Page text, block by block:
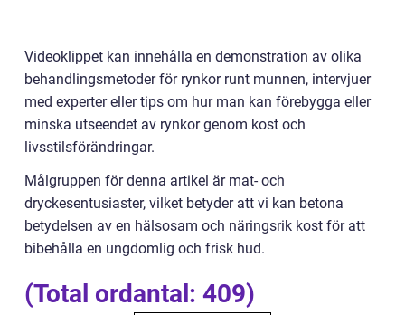
Videoklippet kan innehålla en demonstration av olika
behandlingsmetoder för rynkor runt munnen, intervjuer
med experter eller tips om hur man kan förebygga eller
minska utseendet av rynkor genom kost och
livsstilsförändringar.
Målgruppen för denna artikel är mat- och
dryckesentusiaster, vilket betyder att vi kan betona
betydelsen av en hälsosam och näringsrik kost för att
bibehålla en ungdomlig och frisk hud.
(Total ordantal: 409)